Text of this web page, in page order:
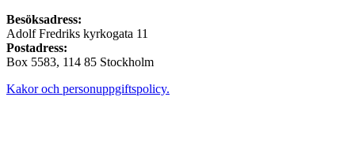
Besöksadress:
Adolf Fredriks kyrkogata 11
Postadress:
Box 5583, 114 85 Stockholm
Kakor och personuppgiftspolicy.